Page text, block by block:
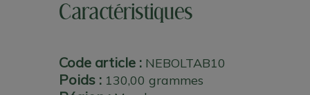
Caractéristiques
Code article : NEBOLTAB10
Poids : 130,00 grammes